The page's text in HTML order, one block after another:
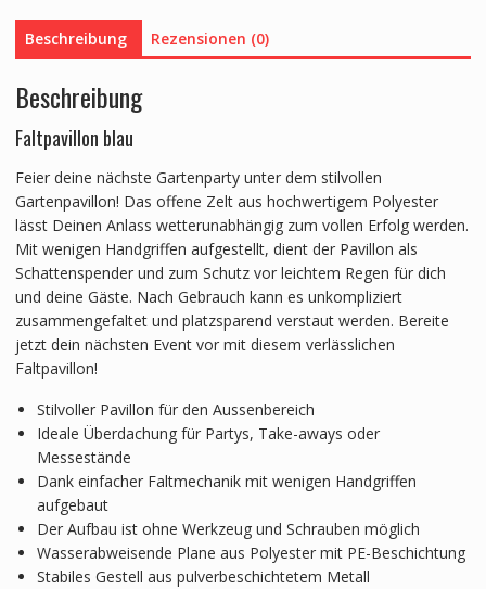
Beschreibung Rezensionen (0)
Beschreibung
Faltpavillon blau
Feier deine nächste Gartenparty unter dem stilvollen
Gartenpavillon! Das offene Zelt aus hochwertigem Polyester
lässt Deinen Anlass wetterunabhängig zum vollen Erfolg werden.
Mit wenigen Handgriffen aufgestellt, dient der Pavillon als
Schattenspender und zum Schutz vor leichtem Regen für dich
und deine Gäste. Nach Gebrauch kann es unkompliziert
zusammengefaltet und platzsparend verstaut werden. Bereite
jetzt dein nächsten Event vor mit diesem verlässlichen
Faltpavillon!
Stilvoller Pavillon für den Aussenbereich
Ideale Überdachung für Partys, Take-aways oder
Messestände
Dank einfacher Faltmechanik mit wenigen Handgriffen
aufgebaut
Der Aufbau ist ohne Werkzeug und Schrauben möglich
Wasserabweisende Plane aus Polyester mit PE-Beschichtung
Stabiles Gestell aus pulverbeschichtetem Metall